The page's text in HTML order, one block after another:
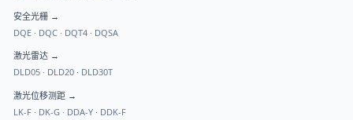
安全光栅→
DQE· DQC· DQT4· DQSA
激光雷达→
DLD05· DLD20· DLD30T
激光位移测距→
LK-F· DK-G· DDA-Y· DDK-F